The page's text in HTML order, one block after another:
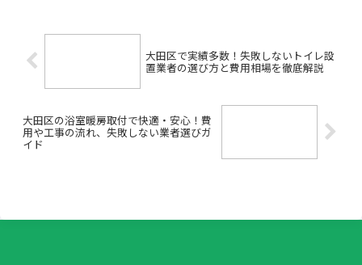
大田区で実績多数！失敗しないトイレ設
置業者の選び方と費用相場を徹底解説
大田区の浴室暖房取付で快適・安心！費
用や工事の流れ、失敗しない業者選びガ
イド